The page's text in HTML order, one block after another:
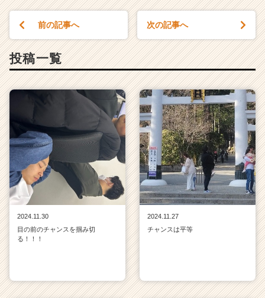
前の記事へ 次の記事へ
投稿一覧
2024.11.30
目の前のチャンスを掴み切
る！！！
2024.11.27
チャンスは平等